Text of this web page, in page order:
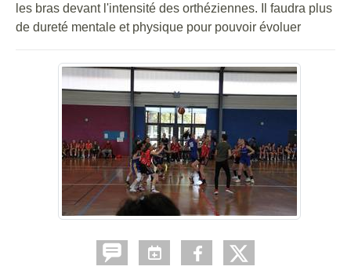
les bras devant l'intensité des orthéziennes. Il faudra plus
de dureté mentale et physique pour pouvoir évoluer